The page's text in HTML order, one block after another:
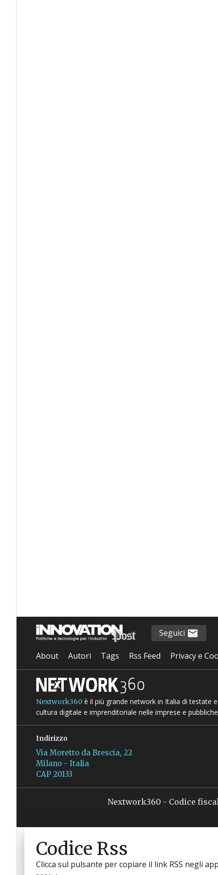
Seguici
About Autori Tags Rss Feed Privacy e
Nextwork360è il più grande network in Italia di testate
cultura digitale e imprenditoriale nelle imprese e
Indirizzo
Via Moretto da Brescia, 22
Milano - Italia
CAP 20133
Nextwork360 - Codice
Codice Rss
Clicca sul pulsante per copiare il link RSS negli